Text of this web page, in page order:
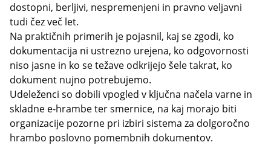
dostopni, berljivi, nespremenjeni in pravno veljavni
tudi čez več let.
Na praktičnih primerih je pojasnil, kaj se zgodi, ko
dokumentacija ni ustrezno urejena, ko odgovornosti
niso jasne in ko se težave odkrijejo šele takrat, ko
dokument nujno potrebujemo.
Udeleženci so dobili vpogled v ključna načela varne in
skladne e-hrambe ter smernice, na kaj morajo biti
organizacije pozorne pri izbiri sistema za dolgoročno
hrambo poslovno pomembnih dokumentov.